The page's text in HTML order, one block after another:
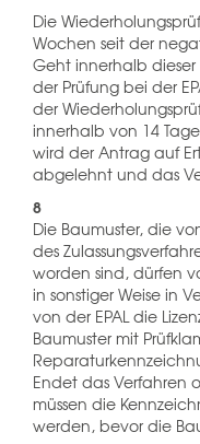
Die
Wochen seit der
Geht innerhalb
der Prüfung bei der
der
innerhalb von 14
wird der Antrag auf
abgelehnt und das
8
Die Baumuster, die
des
worden sind, dürfen
in sonstiger Weise in
von der EPAL die
Baumuster mit
Endet das Verfahren
müssen die
werden, bevor die